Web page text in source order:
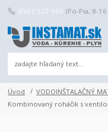
0902 527 909 (Po-Pia, 8-
Úvod VODOINŠTALAČNÝ
Kombinovaný roháčik s